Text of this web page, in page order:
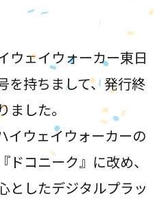
ウェイウォーカー東日
を持ちまして、発行終
ました。
イウェイウォーカーの
ドコニーク』に改め、
としたデジタルプラッ